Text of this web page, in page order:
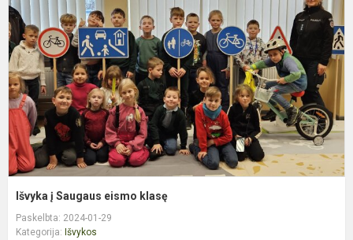
Išvyka į Saugaus eismo klasę
Paskelbta: 2024-01-29
Kategorija: Išvykos